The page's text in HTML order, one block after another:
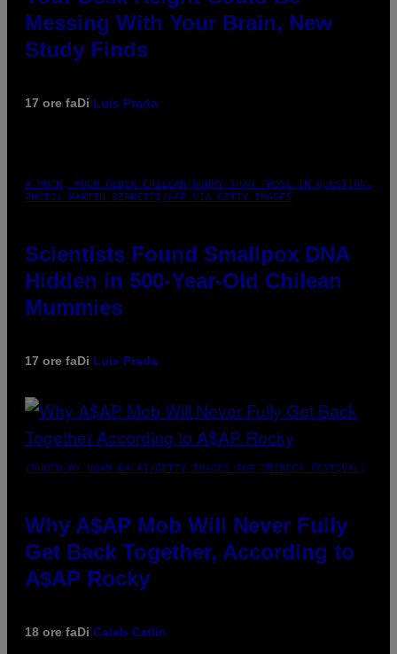
Messing With Your Brain, New
Study Finds
17 ore faDi Luis Prada
A MUCH, MUCH OLDER CHILEAN MUMMY THAN THOSE IN QUESTION.
PHOTO: MARTIN BERNETTI/AFP VIA GETTY IMAGES
Scientists Found Smallpox DNA
Hidden in 500-Year-Old Chilean
Mummies
17 ore faDi Luis Prada
(PHOTO BY NOAM GALAI/GETTY IMAGES FOR TRIBECA FESTIVAL)
Why A$AP Mob Will Never Fully
Get Back Together, According to
A$AP Rocky
18 ore faDi Caleb Catlin